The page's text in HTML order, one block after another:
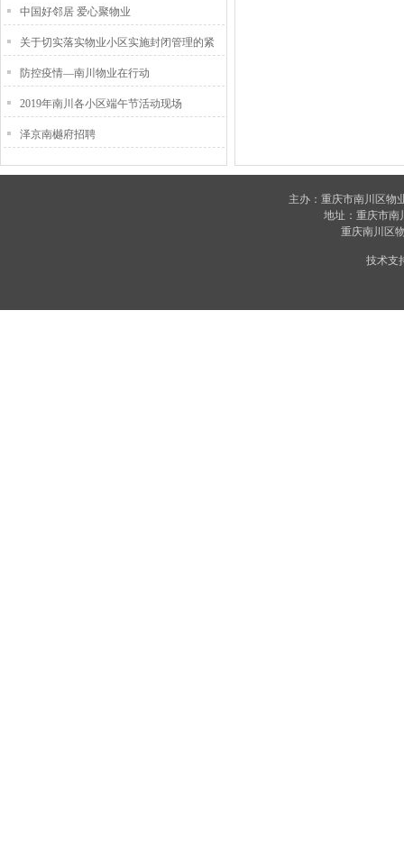
中国好邻居 爱心聚物业
关于切实落实物业小区实施封闭管理的紧
防控疫情—南川物业在行动
2019年南川各小区端午节活动现场
泽京南樾府招聘
主办：重庆市南川区
地址：重庆市南
重庆南川区
技术支